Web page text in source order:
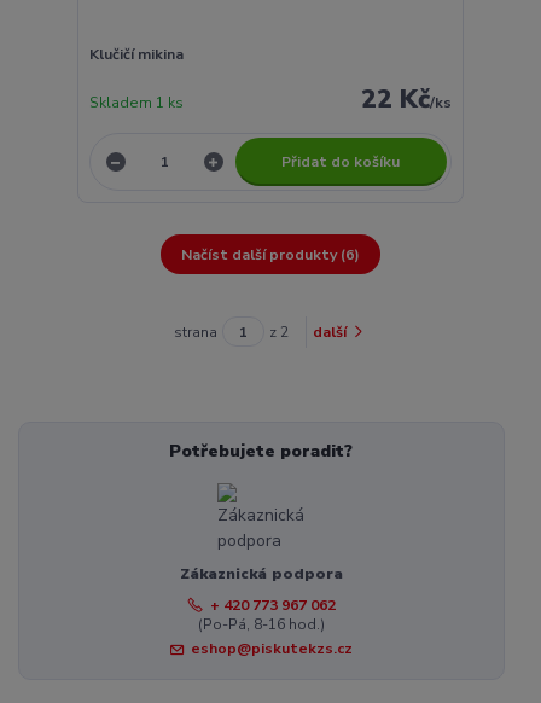
Klučičí mikina
22 Kč/ks
Skladem 1 ks
Přidat do košíku
Načíst další produkty (6)
strana z 2 další
Potřebujete poradit?
Zákaznická podpora
+ 420 773 967 062
(Po-Pá, 8-16 hod.)
eshop@piskutekzs.cz